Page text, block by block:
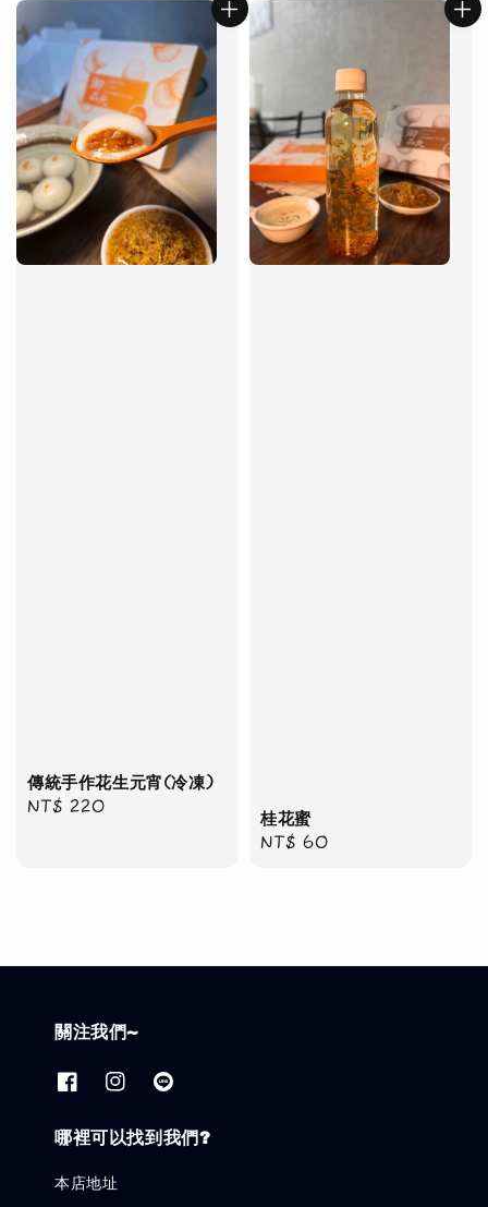
傳統手作花生元宵(冷凍)
Regular
NT$ 220
桂花蜜
Regular
NT$ 60
關注我們~
哪裡可以找到我們?
本店地址